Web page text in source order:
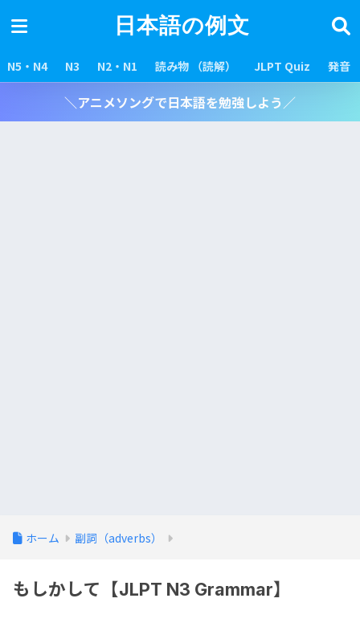
日本語の例文
N5・N4 N3 N2・N1 読み物 （読解） JLPT Quiz 発音
＼アニメソングで日本語を勉強しよう／
ホーム 副詞（adverbs）
もしかして【JLPT N3 Grammar】